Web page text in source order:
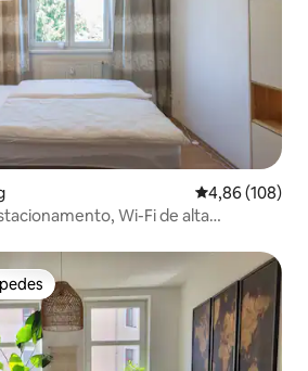
4,86 de uma
4,86 (108)
Wi-Fi de alta
dos hóspedes